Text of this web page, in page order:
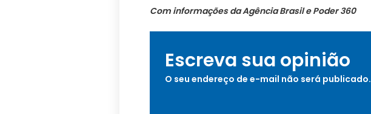
Com informações da Agência Brasil e Poder 360
Escreva sua opinião
O seu endereço de e-mail não será publicado.